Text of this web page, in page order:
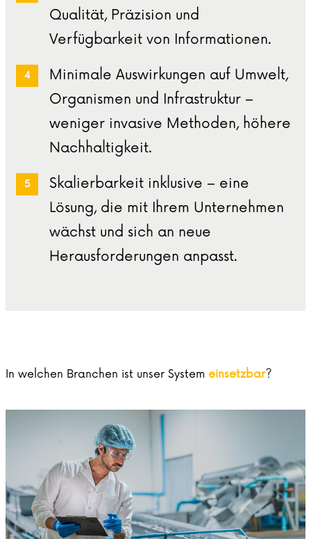
Qualität, Präzision und
Verfügbarkeit von Informationen.
Minimale Auswirkungen auf Umwelt,
Organismen und Infrastruktur –
weniger invasive Methoden, höhere
Nachhaltigkeit.
Skalierbarkeit inklusive – eine
Lösung, die mit Ihrem Unternehmen
wächst und sich an neue
Herausforderungen anpasst.
In welchen Branchen ist unser System einsetzbar?